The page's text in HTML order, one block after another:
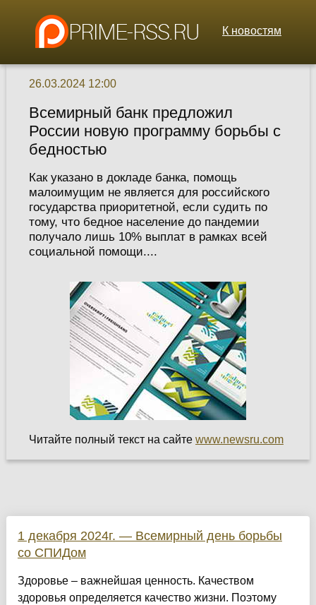
К новостям
26.03.2024 12:00
Всемирный банк предложил
России новую программу борьбы с
бедностью
Как указано в докладе банка, помощь
малоимущим не является для российского
государства приоритетной, если судить по
тому, что бедное население до пандемии
получало лишь 10% выплат в рамках всей
социальной помощи....
Читайте полный текст на сайте www.newsru.com
1 декабря 2024г. — Всемирный день борьбы
со СПИДом
Здоровье – важнейшая ценность. Качеством
здоровья определяется качество жизни. Поэтому